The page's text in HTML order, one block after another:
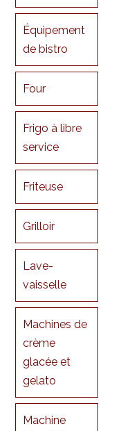
Équipement
de bistro
Four
Frigo à libre
service
Friteuse
Grilloir
Lave-
vaisselle
Machines de
crème
glacée et
gelato
Machine